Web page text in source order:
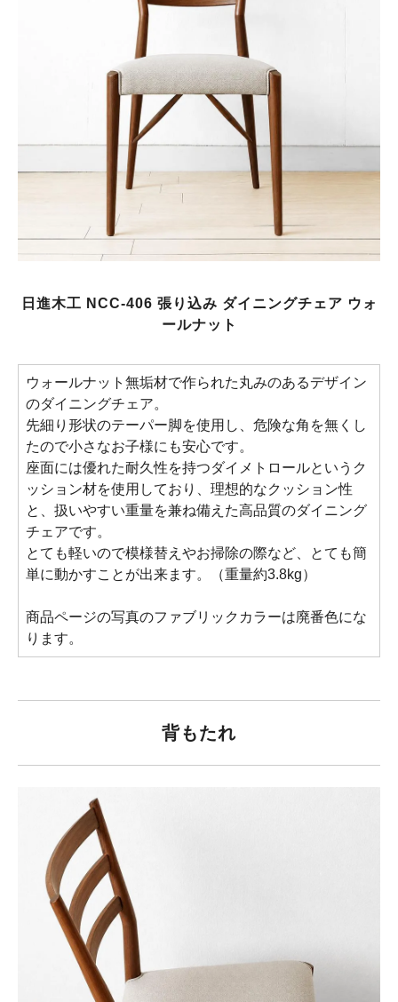
日進木工 NCC-406 張り込み ダイニングチェア ウォ
ールナット
ウォールナット無垢材で作られた丸みのあるデザイン
のダイニングチェア。
先細り形状のテーパー脚を使用し、危険な角を無くし
たので小さなお子様にも安心です。
座面には優れた耐久性を持つダイメトロールというク
ッション材を使用しており、理想的なクッション性
と、扱いやすい重量を兼ね備えた高品質のダイニング
チェアです。
とても軽いので模様替えやお掃除の際など、とても簡
単に動かすことが出来ます。（重量約3.8kg）
商品ページの写真のファブリックカラーは廃番色にな
ります。
背もたれ